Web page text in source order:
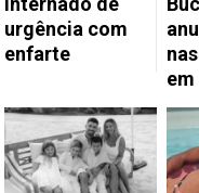
urgência com
enfarte
em